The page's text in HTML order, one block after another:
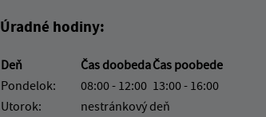
Úradné hodiny:
Deň Čas doobedaČas poobede
Pondelok:
08:00 - 12:00 13:00 - 16:00
Utorok:
nestránkový deň